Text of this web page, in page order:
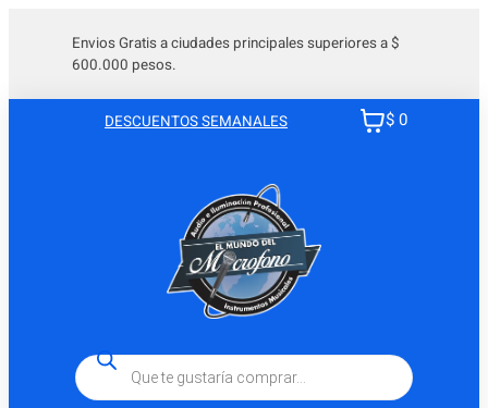
contenido
Envios Gratis a ciudades principales superiores a $
600.000 pesos.
DESCUENTOS SEMANALES $ 0
Búsqueda
de
productos